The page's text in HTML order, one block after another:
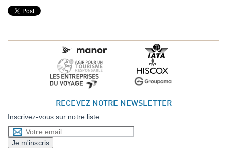
RECEVEZ NOTRE NEWSLETTER
Inscrivez-vous sur notre liste